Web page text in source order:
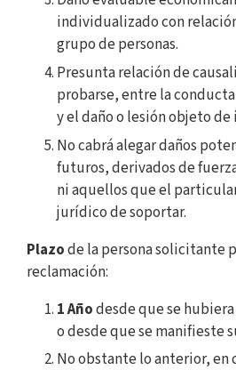
individualizado con
grupo de personas.
Presunta relación de
probarse, entre la
y el daño o lesión objeto
No cabrá alegar daños
futuros, derivados de
ni aquellos que el
jurídico de soportar.
Plazode la persona solicitante
reclamación:
1 Añodesde que se
o desde que se manifieste
No obstante lo anterior, en